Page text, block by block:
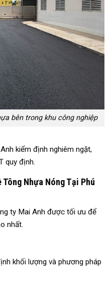
bên trong khu công nghiệp
kiểm định nghiêm ngặt,
quy định.
Nhựa Nóng Tại Phú
ty Mai Anh được tối ưu để
nhất.
khối lượng và phương pháp